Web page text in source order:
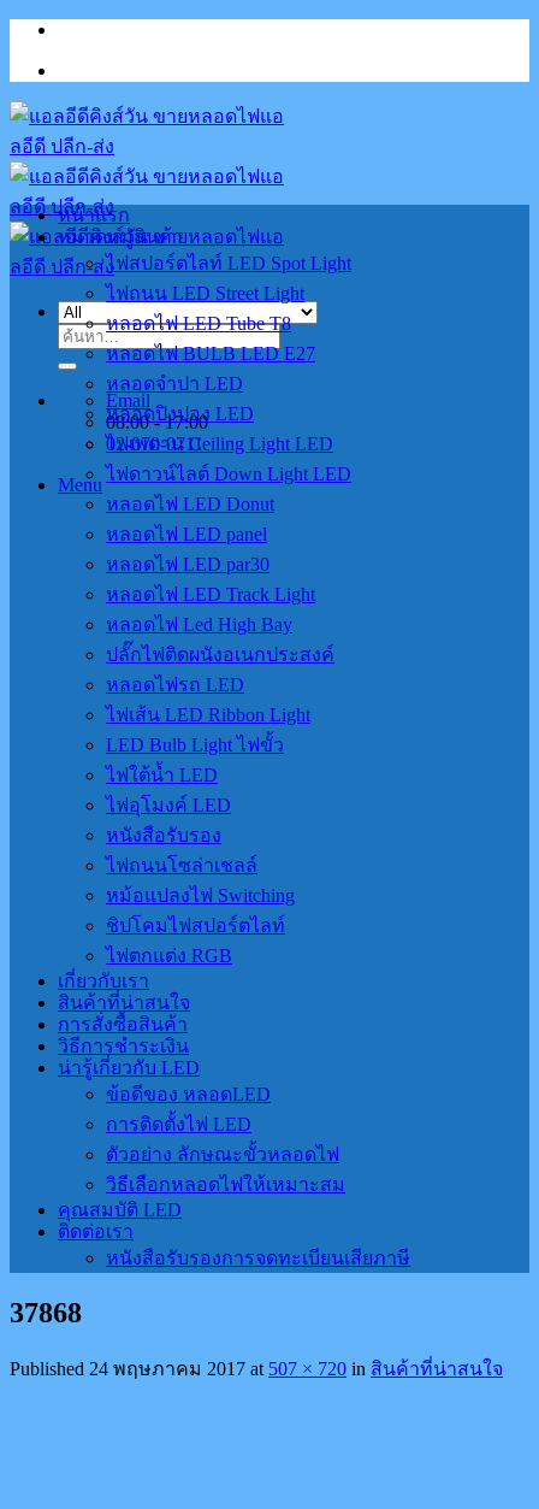
Skip
content
ค้นหา:
Email
08:00 - 17:00
02-070-0711
Menu
หน้าแรก
หมวดหมู่สินค้า
ไฟสปอร์ตไลท์ LED Spot Light
ไฟถนน LED Street Light
หลอดไฟ LED Tube T8
หลอดไฟ BULB LED E27
หลอดจำปา LED
หลอดปิงปอง LED
ไฟเพดาน Ceiling Light LED
ไฟดาวน์ไลต์ Down Light LED
หลอดไฟ LED Donut
หลอดไฟ LED panel
หลอดไฟ LED par30
หลอดไฟ LED Track Light
หลอดไฟ Led High Bay
ปลั๊กไฟติดผนังอเนกประสงค์
หลอดไฟรถ LED
ไฟเส้น LED Ribbon Light
LED Bulb Light ไฟขั้ว
ไฟใต้น้ำ LED
ไฟอุโมงค์ LED
หนังสือรับรอง
ไฟถนนโซล่าเชลล์
หม้อแปลงไฟ Switching
ชิปโคมไฟสปอร์ตไลท์
ไฟตกแต่ง RGB
เกี่ยวกับเรา
สินค้าที่น่าสนใจ
การสั่งซื้อสินค้า
วิธีการชำระเงิน
น่ารู้เกี่ยวกับ LED
ข้อดีของ หลอดLED
การติดตั้งไฟ LED
ตัวอย่าง ลักษณะขั้วหลอดไฟ
วิธีเลือกหลอดไฟให้เหมาะสม
คุณสมบัติ LED
ติดต่อเรา
หนังสือรับรองการจดทะเบียนเสียภาษี
37868
Published 24 พฤษภาคม 2017 at 507 × 720 in สินค้าที่น่าสนใจ